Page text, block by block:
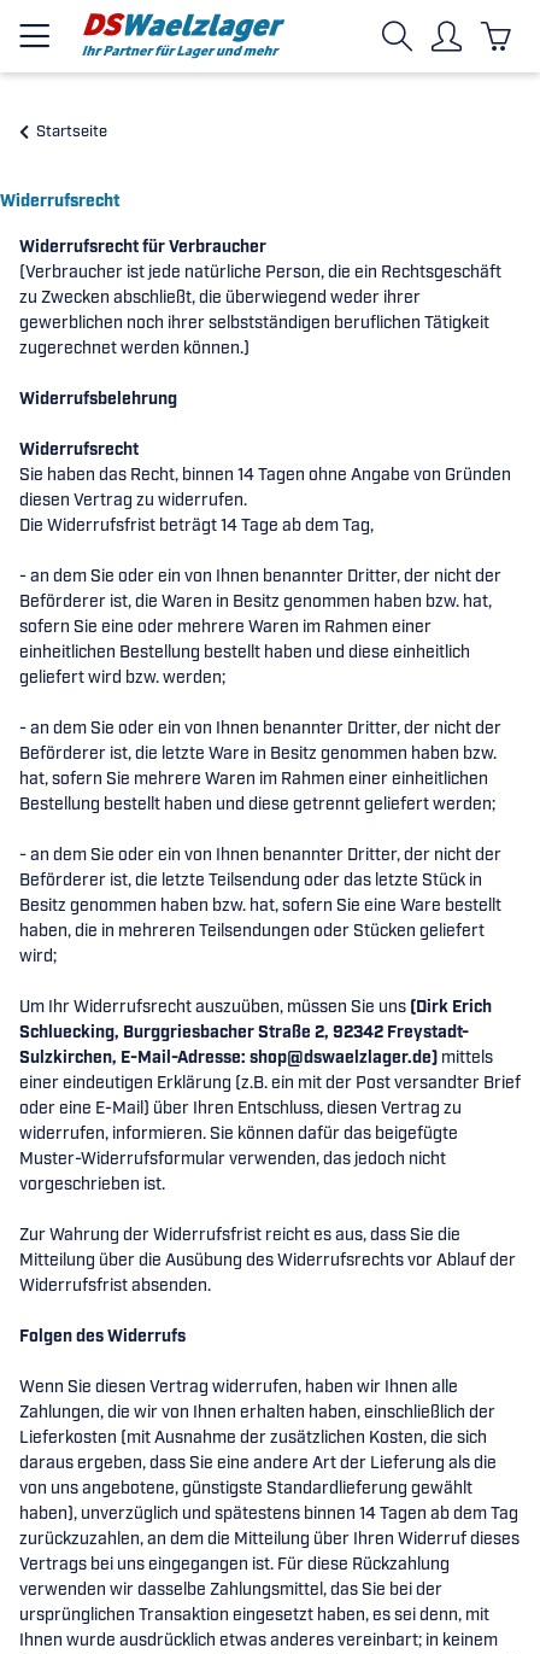
Startseite
Widerrufsrecht
Widerrufsrecht für Verbraucher
(Verbraucher ist jede natürliche Person, die ein Rechtsgeschäft
zu Zwecken abschließt, die überwiegend weder ihrer
gewerblichen noch ihrer selbstständigen beruflichen Tätigkeit
zugerechnet werden können.)
Widerrufsbelehrung
Widerrufsrecht
Sie haben das Recht, binnen 14 Tagen ohne Angabe von Gründen
diesen Vertrag zu widerrufen.
Die Widerrufsfrist beträgt 14 Tage ab dem Tag,
- an dem Sie oder ein von Ihnen benannter Dritter, der nicht der
Beförderer ist, die Waren in Besitz genommen haben bzw. hat,
sofern Sie eine oder mehrere Waren im Rahmen einer
einheitlichen Bestellung bestellt haben und diese einheitlich
geliefert wird bzw. werden;
- an dem Sie oder ein von Ihnen benannter Dritter, der nicht der
Beförderer ist, die letzte Ware in Besitz genommen haben bzw.
hat, sofern Sie mehrere Waren im Rahmen einer einheitlichen
Bestellung bestellt haben und diese getrennt geliefert werden;
- an dem Sie oder ein von Ihnen benannter Dritter, der nicht der
Beförderer ist, die letzte Teilsendung oder das letzte Stück in
Besitz genommen haben bzw. hat, sofern Sie eine Ware bestellt
haben, die in mehreren Teilsendungen oder Stücken geliefert
wird;
Um Ihr Widerrufsrecht auszuüben, müssen Sie uns (Dirk Erich
Schluecking, Burggriesbacher Straße 2, 92342 Freystadt-
Sulzkirchen, E-Mail-Adresse: shop@dswaelzlager.de) mittels
einer eindeutigen Erklärung (z.B. ein mit der Post versandter Brief
oder eine E-Mail) über Ihren Entschluss, diesen Vertrag zu
widerrufen, informieren. Sie können dafür das beigefügte
Muster-Widerrufsformular verwenden, das jedoch nicht
vorgeschrieben ist.
Zur Wahrung der Widerrufsfrist reicht es aus, dass Sie die
Mitteilung über die Ausübung des Widerrufsrechts vor Ablauf der
Widerrufsfrist absenden.
Folgen des Widerrufs
Wenn Sie diesen Vertrag widerrufen, haben wir Ihnen alle
Zahlungen, die wir von Ihnen erhalten haben, einschließlich der
Lieferkosten (mit Ausnahme der zusätzlichen Kosten, die sich
daraus ergeben, dass Sie eine andere Art der Lieferung als die
von uns angebotene, günstigste Standardlieferung gewählt
haben), unverzüglich und spätestens binnen 14 Tagen ab dem Tag
zurückzuzahlen, an dem die Mitteilung über Ihren Widerruf dieses
Vertrags bei uns eingegangen ist. Für diese Rückzahlung
verwenden wir dasselbe Zahlungsmittel, das Sie bei der
ursprünglichen Transaktion eingesetzt haben, es sei denn, mit
Ihnen wurde ausdrücklich etwas anderes vereinbart; in keinem